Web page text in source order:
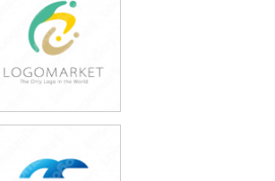
49,800円
(税込54,780円)
49,800円
(税込54,780円)